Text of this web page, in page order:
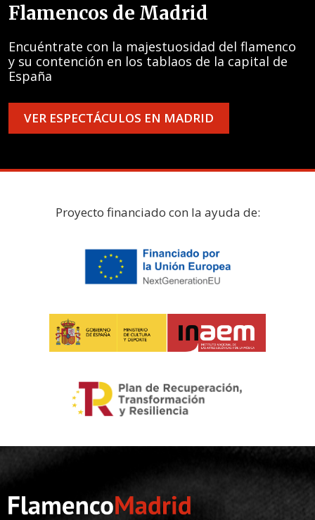
Flamencos de Madrid
Encuéntrate con la majestuosidad del flamenco
y su contención en los tablaos de la capital de
España
VER ESPECTÁCULOS EN MADRID
Proyecto financiado con la ayuda de: